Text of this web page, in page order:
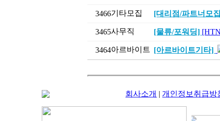
3466기타모집 [대리점/파트너모
3465사무직 [물류/포워딩]
3464아르바이트 [아르바이트기타]
회사소개 |개인정보취급방